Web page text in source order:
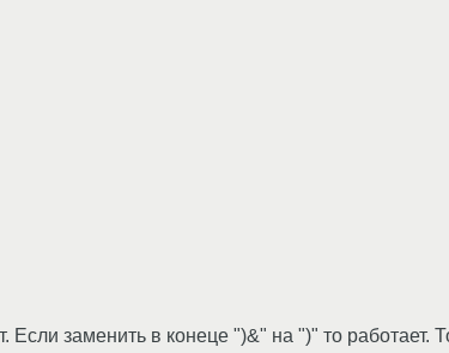
Если заменить в конеце ")&" на ")" то работает.